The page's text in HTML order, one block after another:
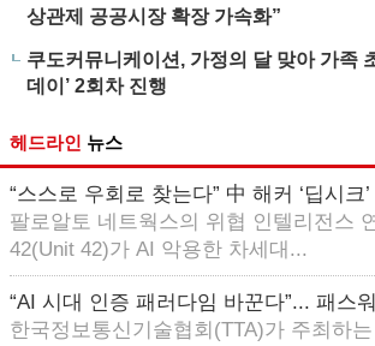
상관제 공공시장 확장 가속화”
쿠도커뮤니케이션, 가정의 달 맞아 가족
데이’ 2회차 진행
헤드라인 뉴스
“스스로 우회로 찾는다” 中 해커 ‘딥시크
팔로알토 네트웍스의 위협 인텔리전스
42(Unit 42)가 AI 악용한 차세대...
“AI 시대 인증 패러다임 바꾼다”... 패스
한국정보통신기술협회(TTA)가 주최하는